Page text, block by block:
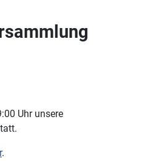
Uhr unsere
.